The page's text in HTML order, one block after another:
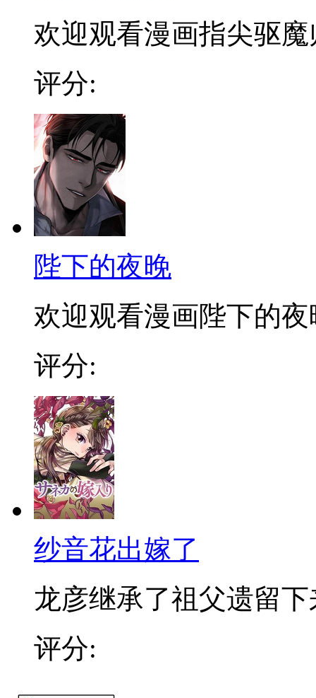
欢迎观看漫画指尖驱魔
评分:
陛下的夜晚
欢迎观看漫画陛下的夜
评分:
纱音花出嫁了
龙彦继承了祖父遗留下
评分: